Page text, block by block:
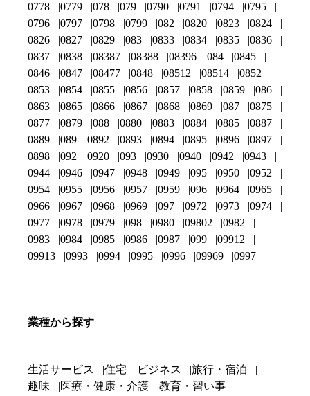
0778
0779 078 079 0790 0791 0794
0795
0796
0797 0798 0799 082 0820 0823
0824
0826
0827 0829 083 0833 0834 0835
0836
0837
0838 08387 08388 08396 084
0845
0846
0847 08477 0848 08512 08514
0852
0853
0854 0855 0856 0857 0858 0859
086
0863
0865 0866 0867 0868 0869 087
0875
0877
0879 088 0880 0883 0884 0885
0887
0889
089 0892 0893 0894 0895 0896
0897
0898
092 0920 093 0930 0940 0942
0943
0944
0946 0947 0948 0949 095 0950
0952
0954
0955 0956 0957 0959 096 0964
0965
0966
0967 0968 0969 097 0972 0973
0974
0977
0978 0979 098 0980 09802
0982
0983
0984 0985 0986 0987 099
09912
09913
0993 0994 0995 0996 09969 0997
業種から探す
生活サービス 住宅 ビジネス
旅行・宿泊
趣味
医療・健康・介護
教育・習い事